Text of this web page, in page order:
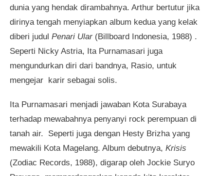
dunia yang hendak dirambahnya. Arthur bertutur jika
dirinya tengah menyiapkan album kedua yang kelak
diberi judul Penari Ular(Billboard Indonesia, 1988) .
Seperti Nicky Astria, Ita Purnamasari juga
mengundurkan diri dari bandnya, Rasio, untuk
mengejar karir sebagai solis.
Ita Purnamasari menjadi jawaban Kota Surabaya
terhadap mewabahnya penyanyi rock perempuan di
tanah air. Seperti juga dengan Hesty Brizha yang
mewakili Kota Magelang. Album debutnya, Krisis
(Zodiac Records, 1988), digarap oleh Jockie Suryo